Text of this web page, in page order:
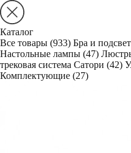
Каталог
Все товары (933) Бра и
Настольные лампы (47)
трековая система Сатори (42)
Комплектующие (27)